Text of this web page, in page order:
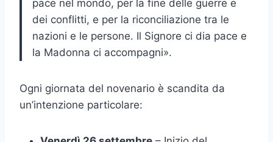
pace nel mondo, per la fine delle guerre e
dei conflitti, e per la riconciliazione tra le
nazioni e le persone. Il Signore ci dia pace e
la Madonna ci accompagni».
Ogni giornata del novenario è scandita da
un’intenzione particolare: